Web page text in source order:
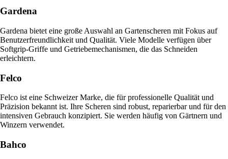
Gardena
Gardena bietet eine große Auswahl an Gartenscheren mit Fokus auf
Benutzerfreundlichkeit und Qualität. Viele Modelle verfügen über
Softgrip-Griffe und Getriebemechanismen, die das Schneiden
erleichtern.
Felco
Felco ist eine Schweizer Marke, die für professionelle Qualität und
Präzision bekannt ist. Ihre Scheren sind robust, reparierbar und für den
intensiven Gebrauch konzipiert. Sie werden häufig von Gärtnern und
Winzern verwendet.
Bahco